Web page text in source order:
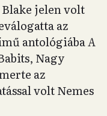
Blake jelen volt
az
antológiábaA
Nagy
az
volt Nemes